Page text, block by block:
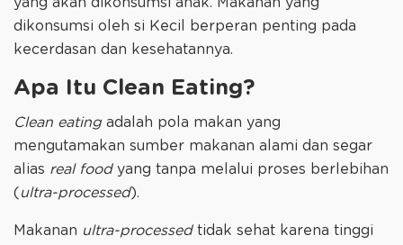
yang akan dikonsumsi anak. Makanan yang
dikonsumsi oleh si Kecil berperan penting pada
kecerdasan dan kesehatannya.
Apa Itu Clean Eating?
Clean eating adalah pola makan yang
mengutamakan sumber makanan alami dan segar
alias real food yang tanpa melalui proses berlebihan
( ultra-processed).
Makanan ultra-processedtidak sehat karena tinggi